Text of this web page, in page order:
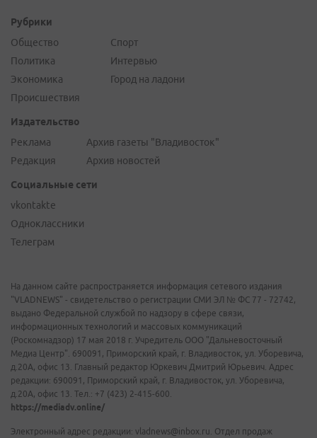
Рубрики
Общество
Политика
Экономика
Происшествия
Спорт
Интервью
Город на ладони
Издательство
Реклама
Редакция
Архив газеты "Владивосток"
Архив новостей
Социальные сети
vkontakte
Одноклассники
Телеграм
На данном сайте распространяется информация сетевого издания
"VLADNEWS" - свидетельство о регистрации СМИ ЭЛ № ФС 77 - 72742,
выдано Федеральной службой по надзору в сфере связи,
информационных технологий и массовых коммуникаций
(Роскомнадзор) 17 мая 2018 г. Учредитель ООО "Дальневосточный
Медиа Центр". 690091, Приморский край, г. Владивосток, ул. Уборевича,
д.20А, офис 13. Главный редактор Юркевич Дмитрий Юрьевич. Адрес
редакции: 690091, Приморский край, г. Владивосток, ул. Уборевича,
д.20А, офис 13. Тел.: +7 (423) 2-415-600.
https://mediadv.online/
Электронный адрес редакции: vladnews@inbox.ru. Отдел продаж